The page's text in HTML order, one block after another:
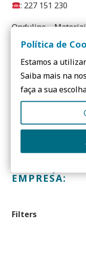
: 227 151 230
Onduline –
Rua das Lages, 524
4410-272 Vila Nova
PORTUGAL
EMPRESA:
Filters
Política de
Estamos a
Saiba mais na
faça a sua